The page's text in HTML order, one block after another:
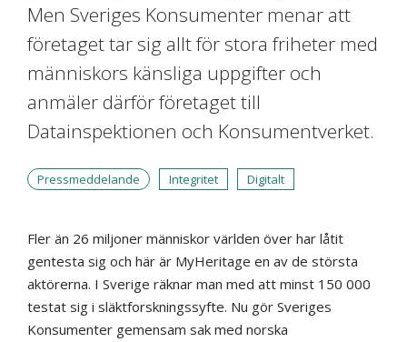
Men Sveriges Konsumenter menar att
företaget tar sig allt för stora friheter med
människors känsliga uppgifter och
anmäler därför företaget till
Datainspektionen och Konsumentverket.
Pressmeddelande Integritet Digitalt
Fler än 26 miljoner människor världen över har låtit
gentesta sig och här är MyHeritage en av de största
aktörerna. I Sverige räknar man med att minst 150 000
testat sig i släktforskningssyfte. Nu gör Sveriges
Konsumenter gemensam sak med norska